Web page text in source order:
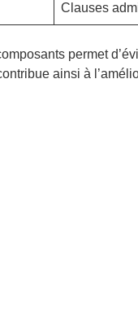
Clauses
permet
ainsi à